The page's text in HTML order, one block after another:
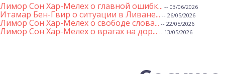
Лимор Сон Хар-Мелех о главной ошибк... -- 03/06/2026
Итамар Бен-Гвир о ситуации в Ливане... -- 26/05/2026
Лимор Сон Хар-Мелех о свободе слова... -- 22/05/2026
Лимор Сон Хар-Мелех о врагах на дор... -- 13/05/2026
Клятва ИГИЛ